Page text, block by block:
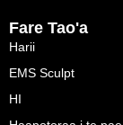
Fare Tao'a
Harii
EMS Sculpt
HI